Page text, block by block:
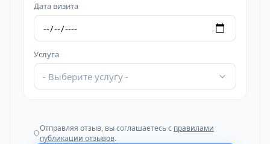
Дата визита
Услуга
- Выберите услугу -
Отправляя отзыв, вы соглашаетесь с правилами
публикации отзывов.